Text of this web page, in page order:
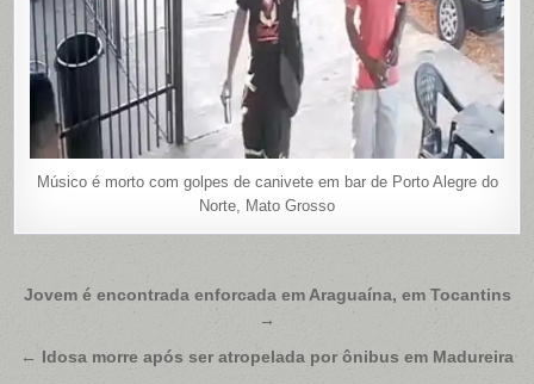
Músico é morto com golpes de canivete em bar de Porto Alegre do
Norte, Mato Grosso
Navegação
Post
Jovem é encontrada enforcada em Araguaína, em Tocantins
→
← Idosa morre após ser atropelada por ônibus em Madureira